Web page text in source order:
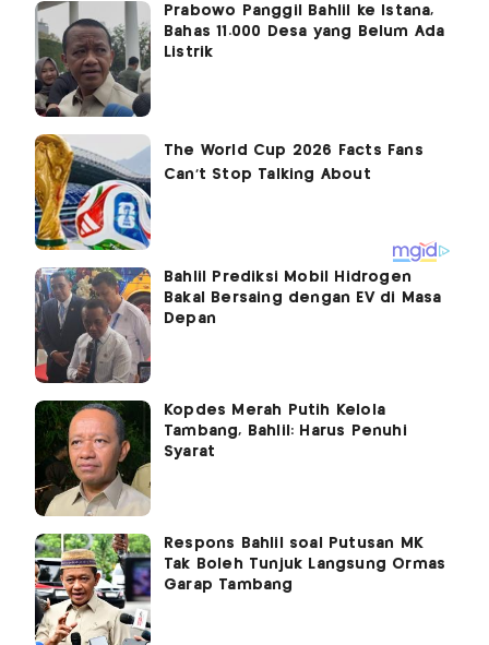
Prabowo Panggil Bahlil ke Istana,
Bahas 11.000 Desa yang Belum Ada
Listrik
Bahlil Prediksi Mobil Hidrogen
Bakal Bersaing dengan EV di Masa
Depan
Kopdes Merah Putih Kelola
Tambang, Bahlil: Harus Penuhi
Syarat
Respons Bahlil soal Putusan MK
Tak Boleh Tunjuk Langsung Ormas
Garap Tambang